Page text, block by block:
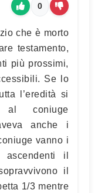
0
che è morto
testamento,
più prossimi,
Se lo
l’eredità si
al coniuge
anche i
vanno i
ascendenti il
il
1/3 mentre